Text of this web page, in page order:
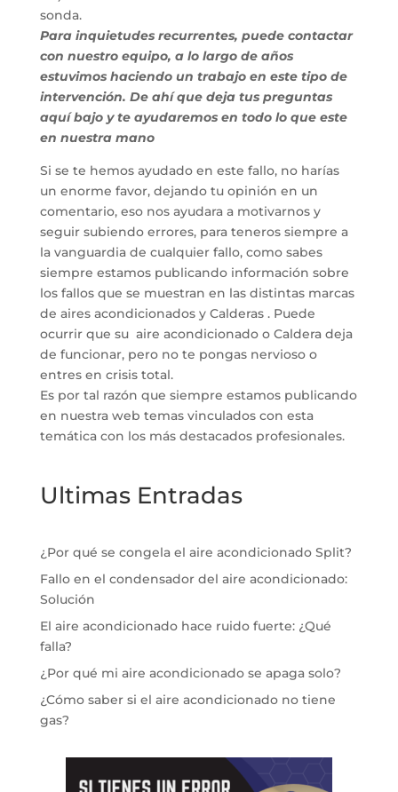
sonda.
Para inquietudes recurrentes, puede contactar
con nuestro equipo, a lo largo de años
estuvimos haciendo un trabajo en este tipo de
intervención. De ahí que deja tus preguntas
aquí bajo y te ayudaremos en todo lo que este
en nuestra mano
Si se te hemos ayudado en este fallo, no harías
un enorme favor, dejando tu opinión en un
comentario, eso nos ayudara a motivarnos y
seguir subiendo errores, para teneros siempre a
la vanguardia de cualquier fallo, como sabes
siempre estamos publicando información sobre
los fallos que se muestran en las distintas marcas
de aires acondicionados y Calderas . Puede
ocurrir que su aire acondicionado o Caldera deja
de funcionar, pero no te pongas nervioso o
entres en crisis total.
Es por tal razón que siempre estamos publicando
en nuestra web temas vinculados con esta
temática con los más destacados profesionales.
Ultimas Entradas
¿Por qué se congela el aire acondicionado Split?
Fallo en el condensador del aire acondicionado:
Solución
El aire acondicionado hace ruido fuerte: ¿Qué
falla?
¿Por qué mi aire acondicionado se apaga solo?
¿Cómo saber si el aire acondicionado no tiene
gas?